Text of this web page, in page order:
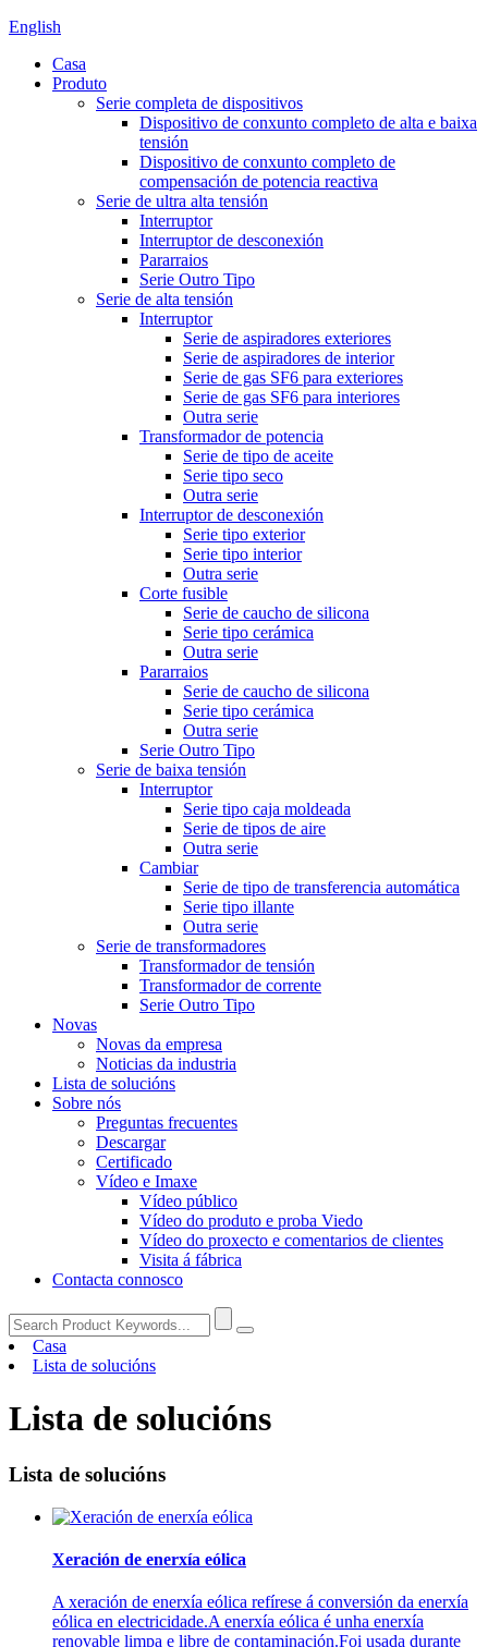
English
Casa
Produto
Serie completa de dispositivos
Dispositivo de conxunto completo de alta e baixa
tensión
Dispositivo de conxunto completo de
compensación de potencia reactiva
Serie de ultra alta tensión
Interruptor
Interruptor de desconexión
Pararraios
Serie Outro Tipo
Serie de alta tensión
Interruptor
Serie de aspiradores exteriores
Serie de aspiradores de interior
Serie de gas SF6 para exteriores
Serie de gas SF6 para interiores
Outra serie
Transformador de potencia
Serie de tipo de aceite
Serie tipo seco
Outra serie
Interruptor de desconexión
Serie tipo exterior
Serie tipo interior
Outra serie
Corte fusible
Serie de caucho de silicona
Serie tipo cerámica
Outra serie
Pararraios
Serie de caucho de silicona
Serie tipo cerámica
Outra serie
Serie Outro Tipo
Serie de baixa tensión
Interruptor
Serie tipo caja moldeada
Serie de tipos de aire
Outra serie
Cambiar
Serie de tipo de transferencia automática
Serie tipo illante
Outra serie
Serie de transformadores
Transformador de tensión
Transformador de corrente
Serie Outro Tipo
Novas
Novas da empresa
Noticias da industria
Lista de solucións
Sobre nós
Preguntas frecuentes
Descargar
Certificado
Vídeo e Imaxe
Vídeo público
Vídeo do produto e proba Viedo
Vídeo do proxecto e comentarios de clientes
Visita á fábrica
Contacta connosco
Casa
Lista de solucións
Lista de solucións
Lista de solucións
Xeración de enerxía eólica
A xeración de enerxía eólica refírese á conversión da enerxía
eólica en electricidade.A enerxía eólica é unha enerxía
renovable limpa e libre de contaminación.Foi usada durante